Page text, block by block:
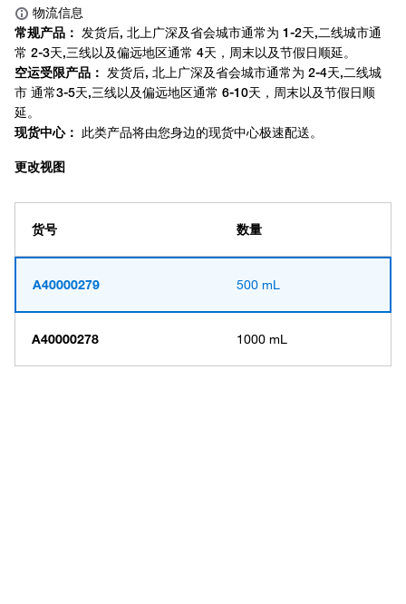
更改视图
货号 数量
A40000279 500 mL
A40000278 1000 mL